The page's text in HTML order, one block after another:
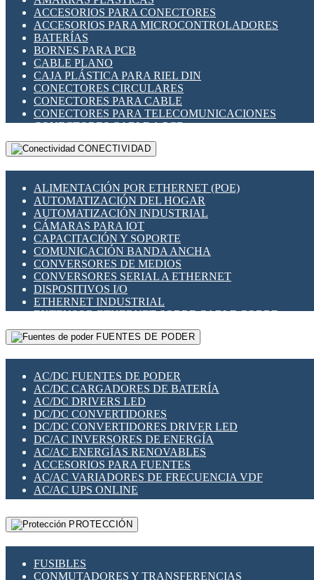
INDICADORES PARA PANEL
INTERFACES DE RELÉ
INTERRUPTORES FIN DE CARRERA
LLAVES CONMUTADORAS
MEDIDORES DE ENERGÍA Y TC'S DE CORRIENTE
MOTORES PASO A PASO
PANTALLAS HMI
PLC -CONTROLADORES LÓGICO PROGRAMABLES
PROGRAMADORES DE HORARIO
RELÉS DE PROTECCIÓN
SENSORES CAPACITIVOS
SENSORES INDUCTIVOS
TEMPORIZADORES
VARIACS
VARIADORES DE FRECUENCIA [VDF]
SECCIONADORES - INTERRUPTORES
MAQUINARIA
ACCESORIOS PARA CONECTORES
ACCESORIOS PARA MICROCONTROLADORES
BATERÍAS
BORNES PARA PCB
CABLE PLANO
CAJA PLÁSTICA PARA RIEL DIN
CONECTORES CIRCULARES
CONECTORES PARA CABLE
CONECTORES PARA TELECOMUNICACIONES
CONECTORES CABLE A PCB
CONECTORES PCB A CABLE
DIP SWITCHES
HERRAMIENTAS VARIAS
ILUMINACIÓN LED
INTERRUPTORES REED
INTERFACES DE RELÉ
OTROS RELÉS
PROTECCIÓN TÉRMICA
RELÉS AUTOMOTRICES
RELÉS DE SEÑAL
RELÉS DE ESTADO SÓLIDO SSR
RELÉS INDUSTRIALES
RELÉS MINIATURA DE POTENCIA
SENSORES MAGNÉTICOS
SWITCH Y MICROSWITCH
TARJETAS PI
UNIÓN Y DERIVACIÓN DE CABLE
CONECTIVIDAD
ALIMENTACIÓN POR ETHERNET (POE)
AUTOMATIZACIÓN DEL HOGAR
AUTOMATIZACIÓN INDUSTRIAL
CÁMARAS PARA IOT
CAPACITACIÓN Y SOPORTE
COMUNICACIÓN BANDA ANCHA
CONVERSORES DE MEDIOS
CONVERSORES SERIAL A ETHERNET
DISPOSITIVOS I/O
ETHERNET INDUSTRIAL
EXTENSOR ETHERNET SOBRE CABLE COBRE
GATEWAY LORAWAN
GESTIÓN DE REDES
PLACAS MODULARES IOT
SWITCHES Y REDES WIFI
SOLUCIONES IOT
SOLUCIONES LORAWAN
SOLUCIONES RED CELULAR
SEGURIDAD PARA REDES
SWITCHES LAN
TELEFONÍA IP (VOIP)
VIGILANCIA IP (CCTV)
MESHTASTIC
FUENTES DE PODER
AC/DC FUENTES DE PODER
AC/DC CARGADORES DE BATERÍA
AC/DC DRIVERS LED
DC/DC CONVERTIDORES
DC/DC CONVERTIDORES DRIVER LED
DC/AC INVERSORES DE ENERGÍA
AC/AC ENERGÍAS RENOVABLES
ACCESORIOS PARA FUENTES
AC/AC VARIADORES DE FRECUENCIA VDF
AC/AC UPS ONLINE
PROTECCIÓN
FUSIBLES
CONMUTADORES Y TRANSFERENCIAS